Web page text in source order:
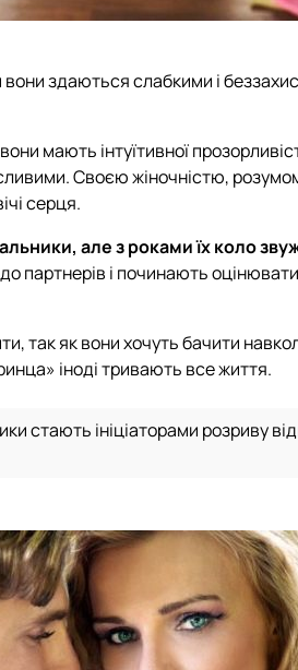
здаються слабкими і
мають інтуїтивної
Своєю жіночністю, розумом
серця.
але з роками їх коло
і починають оцінювати
так як вони хочуть бачити
іноді тривають все життя.
стають ініціаторами розриву